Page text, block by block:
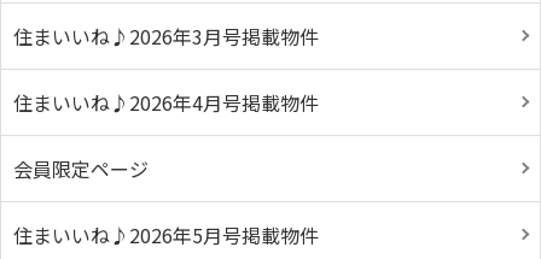
住まいいね♪2026年3月号掲載物件
住まいいね♪2026年4月号掲載物件
会員限定ページ
住まいいね♪2026年5月号掲載物件